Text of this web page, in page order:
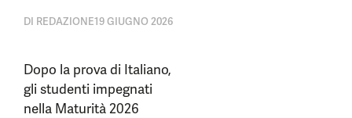
DI REDAZIONE19 GIUGNO 2026
Dopo la prova di Italiano,
gli studenti impegnati
nella Maturità 2026